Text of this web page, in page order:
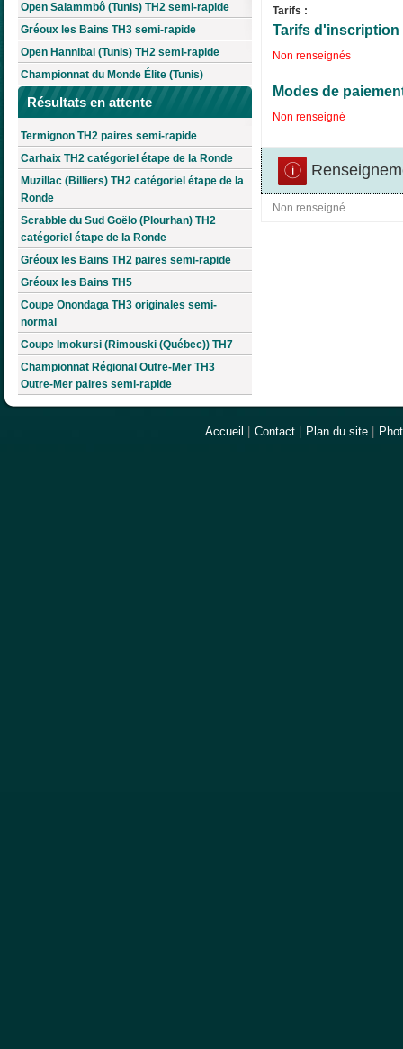
Open Salammbô (Tunis) TH2 semi-rapide
Gréoux les Bains TH3 semi-rapide
Open Hannibal (Tunis) TH2 semi-rapide
Championnat du Monde Élite (Tunis)
Résultats en attente
Termignon TH2 paires semi-rapide
Carhaix TH2 catégoriel étape de la Ronde
Muzillac (Billiers) TH2 catégoriel étape de la
Ronde
Scrabble du Sud Goëlo (Plourhan) TH2
catégoriel étape de la Ronde
Gréoux les Bains TH2 paires semi-rapide
Gréoux les Bains TH5
Coupe Onondaga TH3 originales semi-
normal
Coupe Imokursi (Rimouski (Québec)) TH7
Championnat Régional Outre-Mer TH3
Outre-Mer paires semi-rapide
Tarifs :
Tarifs d'inscription
Non renseignés
Modes de
Non renseigné
Non renseigné
Accueil Contact Plan du site